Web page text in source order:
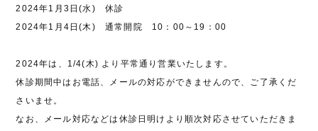
2024年1月3日(水) 休診
2024年1月4日(木) 通常開院 10：00～19：00
2024年は、1/4(木) より平常通り営業いたします。
休診期間中はお電話、メールの対応ができませんので、ご了承くだ
さいませ。
なお、メール対応などは休診日明けより順次対応させていただきま